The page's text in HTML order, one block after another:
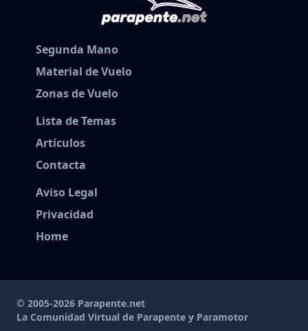
Segunda Mano
Material de Vuelo
Zonas de Vuelo
Lista de Temas
Artículos
Contacta
Aviso Legal
Privacidad
Home
© 2005-2026 Parapente.net
La Comunidad Virtual de Parapente y Paramotor